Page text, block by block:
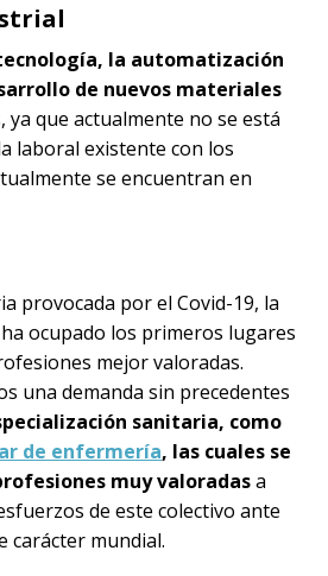
la automatización
de nuevos materiales
ya que actualmente no se está
laboral existente con los
se encuentran en
provocada por el Covid-19, la
ocupado los primeros lugares
mejor valoradas.
una demanda sin precedentes
sanitaria, como
de enfermería, las cuales se
muy valoradasa
de este colectivo ante
carácter mundial.